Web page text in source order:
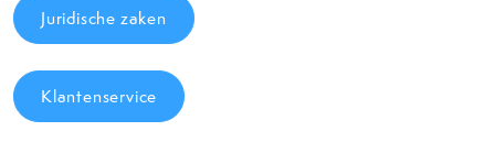
Juridische zaken
Klantenservice